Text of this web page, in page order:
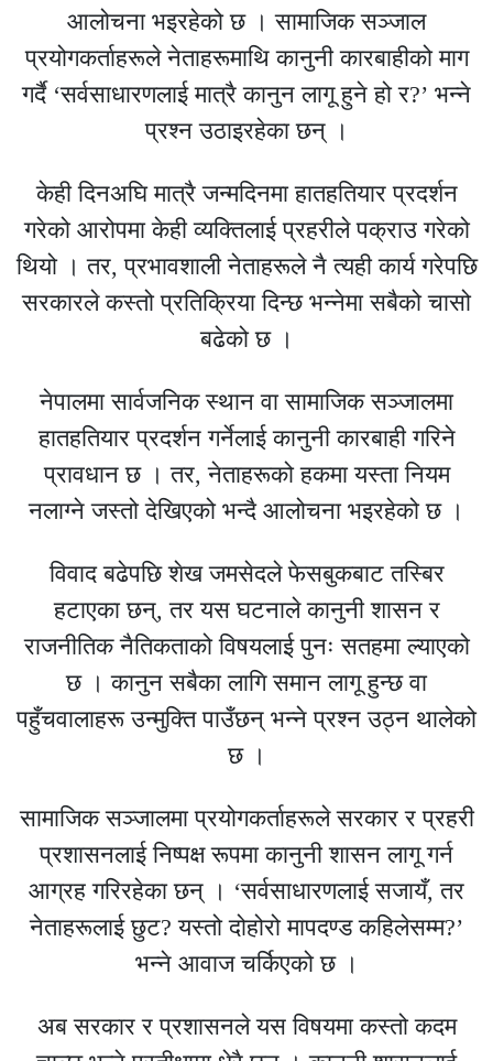
आलोचना भइरहेको छ । सामाजिक सञ्जाल
प्रयोगकर्ताहरूले नेताहरूमाथि कानुनी कारबाहीको माग
गर्दै ‘सर्वसाधारणलाई मात्रै कानुन लागू हुने हो र?’ भन्ने
प्रश्न उठाइरहेका छन् ।
केही दिनअघि मात्रै जन्मदिनमा हातहतियार प्रदर्शन
गरेको आरोपमा केही व्यक्तिलाई प्रहरीले पक्राउ गरेको
थियो । तर, प्रभावशाली नेताहरूले नै त्यही कार्य गरेपछि
सरकारले कस्तो प्रतिक्रिया दिन्छ भन्नेमा सबैको चासो
बढेको छ ।
नेपालमा सार्वजनिक स्थान वा सामाजिक सञ्जालमा
हातहतियार प्रदर्शन गर्नेलाई कानुनी कारबाही गरिने
प्रावधान छ । तर, नेताहरूको हकमा यस्ता नियम
नलाग्ने जस्तो देखिएको भन्दै आलोचना भइरहेको छ ।
विवाद बढेपछि शेख जमसेदले फेसबुकबाट तस्बिर
हटाएका छन्, तर यस घटनाले कानुनी शासन र
राजनीतिक नैतिकताको विषयलाई पुनः सतहमा ल्याएको
छ । कानुन सबैका लागि समान लागू हुन्छ वा
पहुँचवालाहरू उन्मुक्ति पाउँछन् भन्ने प्रश्न उठ्न थालेको
छ ।
सामाजिक सञ्जालमा प्रयोगकर्ताहरूले सरकार र प्रहरी
प्रशासनलाई निष्पक्ष रूपमा कानुनी शासन लागू गर्न
आग्रह गरिरहेका छन् । ‘सर्वसाधारणलाई सजायँ, तर
नेताहरूलाई छुट? यस्तो दोहोरो मापदण्ड कहिलेसम्म?’
भन्ने आवाज चर्किएको छ ।
अब सरकार र प्रशासनले यस विषयमा कस्तो कदम